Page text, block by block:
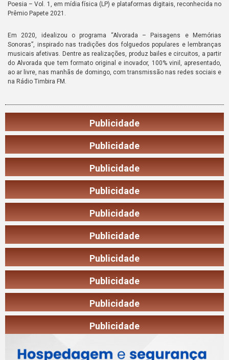
Poesia – Vol. 1, em mídia física (LP) e plataformas digitais, reconhecida no
Prêmio Papete 2021.
Em 2020, idealizou o programa “Alvorada – Paisagens e Memórias
Sonoras”, inspirado nas tradições dos folguedos populares e lembranças
musicais afetivas. Dentre as realizações, produz bailes e circuitos, a partir
do Alvorada que tem formato original e inovador, 100% vinil, apresentado,
ao ar livre, nas manhãs de domingo, com transmissão nas redes sociais e
na Rádio Timbira FM.
Publicidade
Publicidade
Publicidade
Publicidade
Publicidade
Publicidade
Publicidade
Publicidade
Publicidade
Publicidade